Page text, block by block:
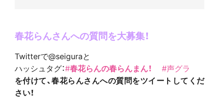
春花らんさんへの質問を大募集！
Twitterで@seiguraと
ハッシュタグ：#春花らんの春らんまん！ #声グラ
を付けて、春花らんさんへの質問をツイートしてくだ
さい！